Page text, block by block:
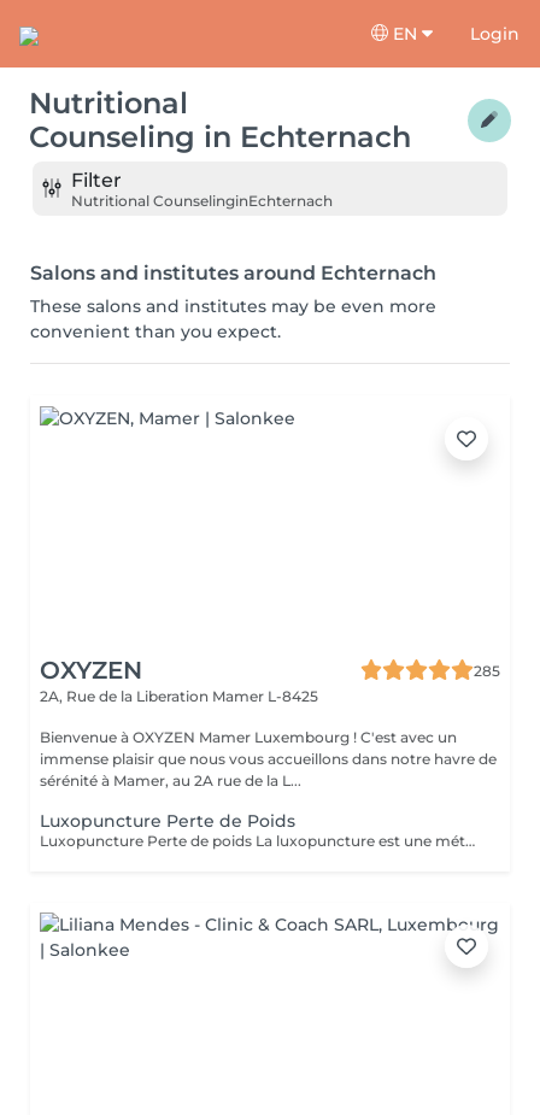
EN Login
Nutritional
Counseling in Echternach
Filter
Nutritional CounselinginEchternach
Salons and institutes around Echternach
These salons and institutes may be even more
convenient than you expect.
OXYZEN
285
2A, Rue de la Liberation Mamer L-8425
Bienvenue à OXYZEN Mamer Luxembourg ! C'est avec un
immense plaisir que nous vous accueillons dans notre havre de
sérénité à Mamer, au 2A rue de la L...
Luxopuncture Perte de Poids
Luxopuncture Perte de poids La luxopuncture est une méthode douce et non invasive qui aide à réguler l'appétit, réduire les fringales et rééquilibrer le métabolisme. Idéale pour accompagner une perte de poids progressive, elle agit également sur le stress et les compulsions alimentaires. Chaque séance est adaptée à vos besoins afin de vous accompagner en douceur vers un meilleur équilibre et des résultats durables. Un accompagnement naturel pour retrouver légèreté, équilibre et bien-être au quotidien.